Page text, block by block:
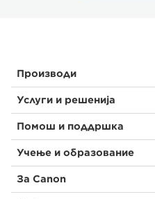
Производи
Услуги и решенија
Помош и поддршка
Учење и образование
За Canon